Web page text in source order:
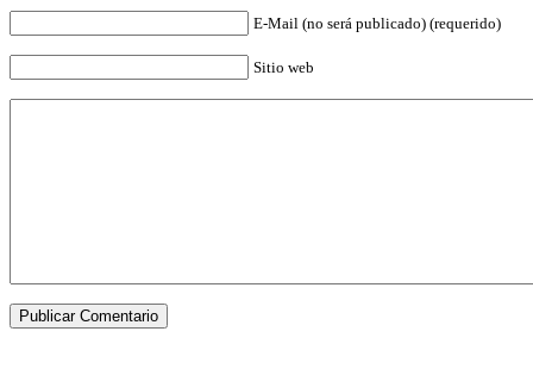
E-Mail (no será publicado) (requerido)
Sitio web